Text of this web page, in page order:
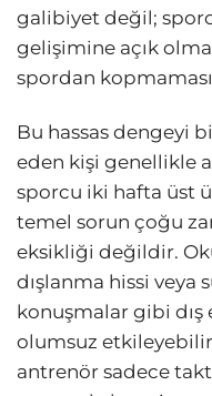
galibiyet değil;
gelişimine açık
spordan
Bu hassas dengeyi
eden kişi genellikle
sporcu iki hafta üst
temel sorun çoğu
eksikliği değildir.
dışlanma hissi veya
konuşmalar gibi
olumsuz
antrenör sadece